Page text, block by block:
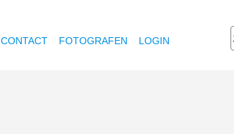
CONTACT FOTOGRAFEN LOGIN